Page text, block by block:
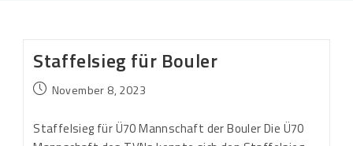
Staffelsieg für Bouler
November 8, 2023
Staffelsieg für Ü70 Mannschaft der Bouler Die Ü70